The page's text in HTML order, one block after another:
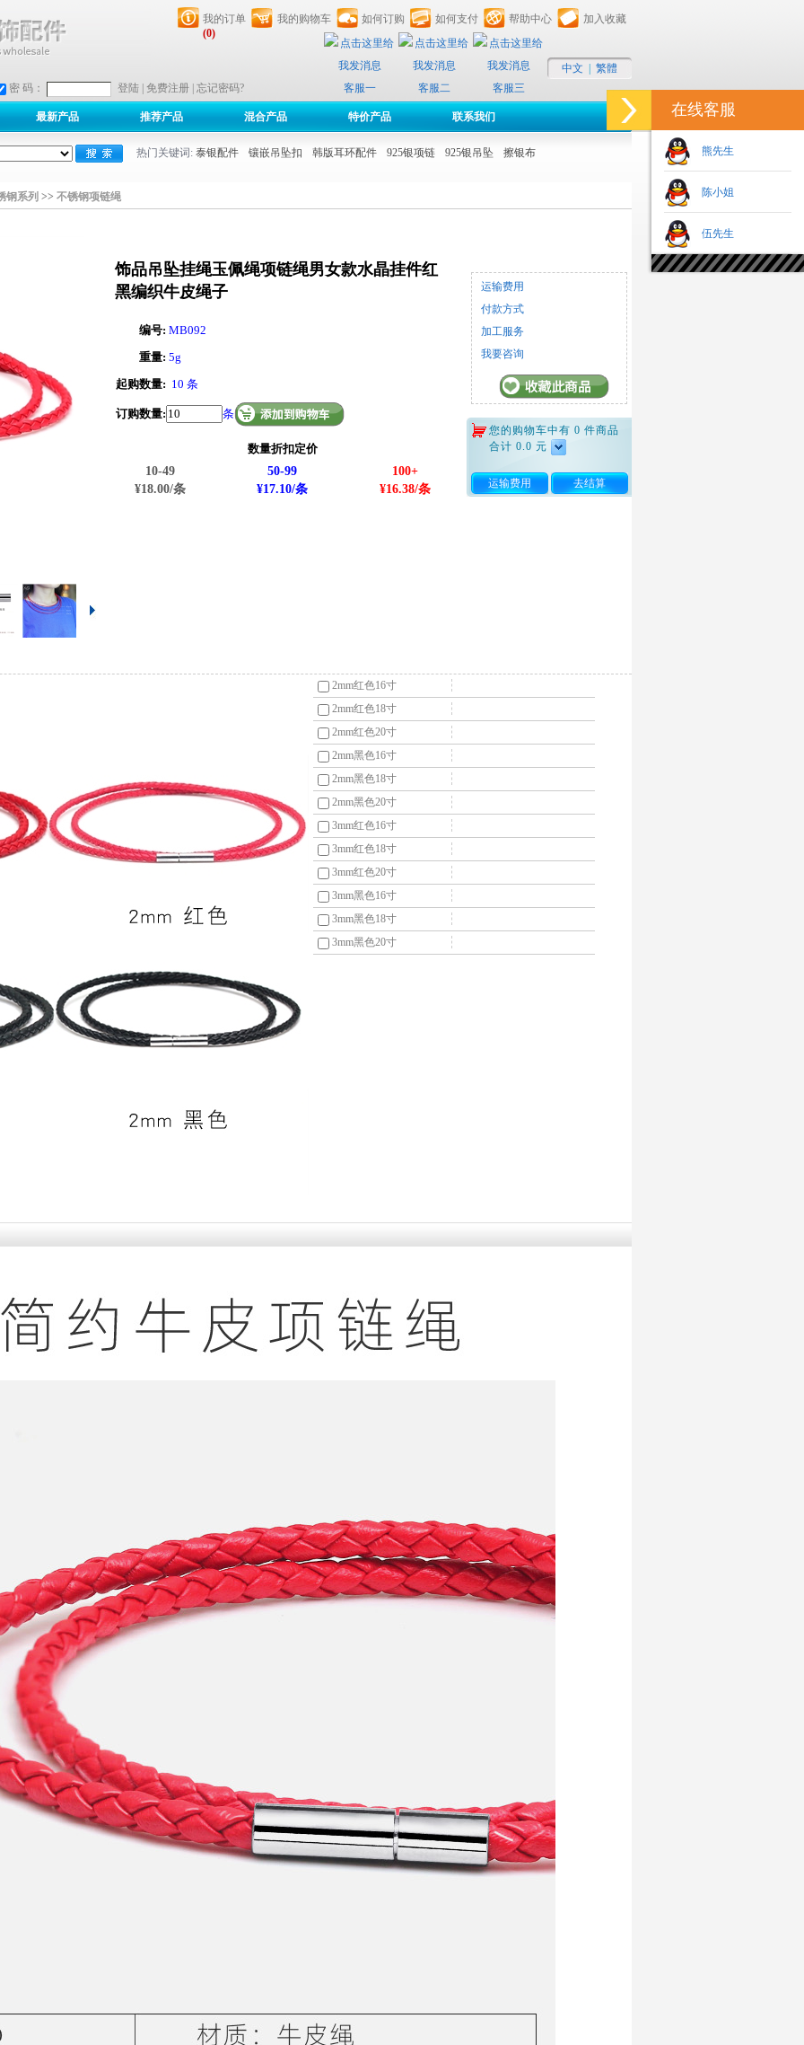
密 码： 登陆 免费注册 忘记密码? 客服一 客服二 客服三
中文 繁體
我的订单
(0)
我的购物车 如何订购 如何支付 帮助中心 加入收藏
最新产品 推荐产品 混合产品 特价产品 联系我们
热门关键词: 泰银配件 镶嵌吊坠扣 韩版耳环配件 925银项链 925银吊坠 擦银布
钢系列 >> 不锈钢项链绳
饰品吊坠挂绳玉佩绳项链绳男女款水晶挂件红
黑编织牛皮绳子
编号: MB092
重量: 5g
起购数量: 10 条
订购数量: 条
数量折扣定价
10-49
50-99
100+
¥18.00/条
¥17.10/条 ¥16.38/条
运输费用
付款方式
加工服务
我要咨询
您的购物车中有 0 件商品
合计 0.0 元
运输费用 去结算
2mm红色16寸
2mm红色18寸
2mm红色20寸
2mm黑色16寸
2mm黑色18寸
2mm黑色20寸
3mm红色16寸
3mm红色18寸
3mm红色20寸
3mm黑色16寸
3mm黑色18寸
3mm黑色20寸
在线客服
熊先生
陈小姐
伍先生